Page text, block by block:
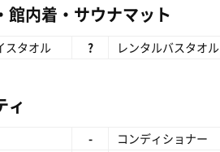
館内着・サウナマット
スタオル ? レンタルバスタオル
ィ
- コンディショナー